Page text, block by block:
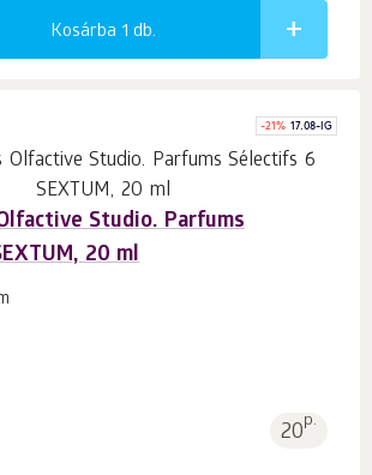
Kosárba 1 db.
-21% 17.08-IG
Studio. Parfums
20 ml
20p.